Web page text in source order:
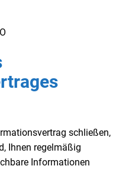
schließen,
Ihnen regelmäßig
Informationen